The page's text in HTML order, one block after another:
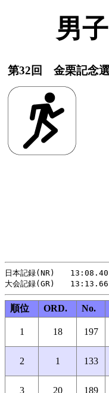
男
第32回 金栗記念
日本記録(NR)　　13:08.40
順位 ORD. No.
1 18 197
2 1 133
3 20 189